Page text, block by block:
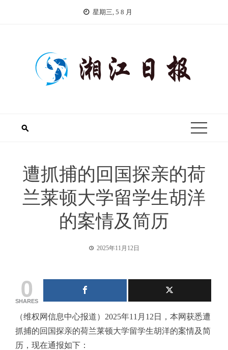
星期三, 5 8 月
遭抓捕的回国探亲的荷
兰莱顿大学留学生胡洋
的案情及简历
2025年11月12日
0
SHARES
（维权网信息中心报道） 2025年11 月 12 日，本网获悉遭
抓捕的回国探亲的荷兰莱顿大学留学生胡洋的案情及简
历，现在通报如下：